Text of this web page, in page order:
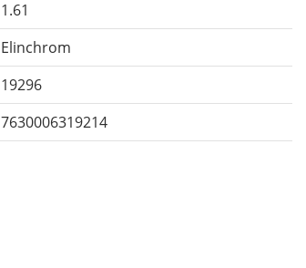
1.61
Elinchrom
19296
7630006319214